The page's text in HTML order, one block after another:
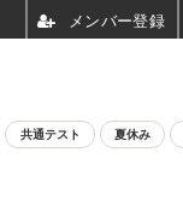
共通テスト 夏休み